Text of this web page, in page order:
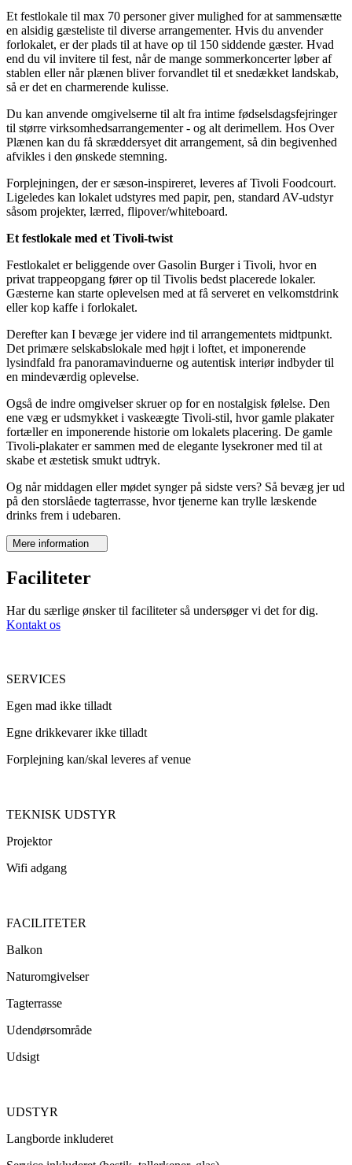
Et festlokale til max 70 personer giver mulighed for at sammensætte
en alsidig gæsteliste til diverse arrangementer. Hvis du anvender
forlokalet, er der plads til at have op til 150 siddende gæster. Hvad
end du vil invitere til fest, når de mange sommerkoncerter løber af
stablen eller når plænen bliver forvandlet til et snedækket landskab,
så er det en charmerende kulisse.
Du kan anvende omgivelserne til alt fra intime fødselsdagsfejringer
til større virksomhedsarrangementer - og alt derimellem. Hos Over
Plænen kan du få skræddersyet dit arrangement, så din begivenhed
afvikles i den ønskede stemning.
Forplejningen, der er sæson-inspireret, leveres af Tivoli Foodcourt.
Ligeledes kan lokalet udstyres med papir, pen, standard AV-udstyr
såsom projekter, lærred, flipover/whiteboard.
Et festlokale med et Tivoli-twist
Festlokalet er beliggende over Gasolin Burger i Tivoli, hvor en
privat trappeopgang fører op til Tivolis bedst placerede lokaler.
Gæsterne kan starte oplevelsen med at få serveret en velkomstdrink
eller kop kaffe i forlokalet.
Derefter kan I bevæge jer videre ind til arrangementets midtpunkt.
Det primære selskabslokale med højt i loftet, et imponerende
lysindfald fra panoramavinduerne og autentisk interiør indbyder til
en mindeværdig oplevelse.
Også de indre omgivelser skruer op for en nostalgisk følelse. Den
ene væg er udsmykket i vaskeægte Tivoli-stil, hvor gamle plakater
fortæller en imponerende historie om lokalets placering. De gamle
Tivoli-plakater er sammen med de elegante lysekroner med til at
skabe et æstetisk smukt udtryk.
Og når middagen eller mødet synger på sidste vers? Så bevæg jer ud
på den storslåede tagterrasse, hvor tjenerne kan trylle læskende
drinks frem i udebaren.
Mere information
Faciliteter
Har du særlige ønsker til faciliteter så undersøger vi det for dig.
Kontakt os
SERVICES
Egen mad ikke tilladt
Egne drikkevarer ikke tilladt
Forplejning kan/skal leveres af venue
TEKNISK UDSTYR
Projektor
Wifi adgang
FACILITETER
Balkon
Naturomgivelser
Tagterrasse
Udendørsområde
Udsigt
UDSTYR
Langborde inkluderet